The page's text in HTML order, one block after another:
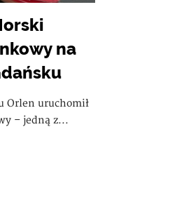
na
Orlen uruchomił
– jedną z...